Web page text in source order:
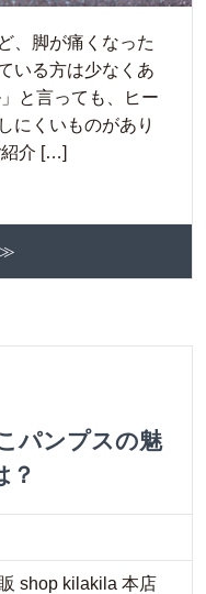
、脚が痛くなった
いる方は少なくあ
と言っても、ヒー
にくいものがあり
紹介 […]
≫
パンプスの魅
？
shop kilakila 本店